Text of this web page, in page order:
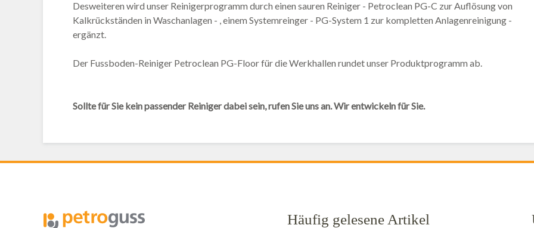
Desweiteren wird unser Reinigerprogramm durch einen sauren Reiniger - Petroclean PG-C zur Auflösung von
Kalkrückständen in Waschanlagen - , einem Systemreinger - PG-System 1 zur kompletten Anlagenreinigung -
ergänzt.
Der Fussboden-Reiniger Petroclean PG-Floor für die Werkhallen rundet unser Produktprogramm ab.
Sollte für Sie kein passender Reiniger dabei sein, rufen Sie uns an. Wir entwickeln für Sie.
Häufig gelesene Artikel